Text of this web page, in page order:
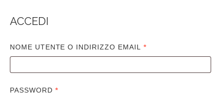
ACCEDI
NOME UTENTE O INDIRIZZO EMAIL *
PASSWORD *